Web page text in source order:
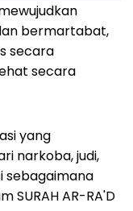
bermartabat,
secara
secara
yang
narkoba, judi,
sebagaimana
SURAH AR-RA'D